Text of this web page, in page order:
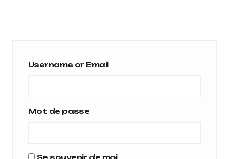
Username or Email
Mot de passe